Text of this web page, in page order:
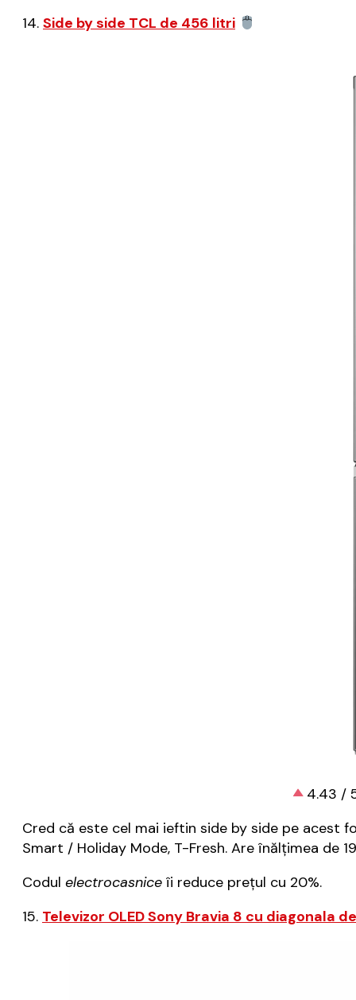
14. Side by side TCL de 456 litri
4.43 /
Cred că este cel mai ieftin side by side pe acest
Smart / Holiday Mode, T-Fresh. Are înălțimea de
Codul electrocasnice îi reduce prețul cu 20%.
15. Televizor OLED Sony Bravia 8 cu diagonala